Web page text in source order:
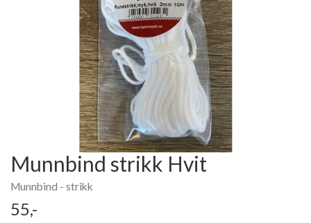
Munnbind strikk Hvit
Munnbind - strikk
55,-